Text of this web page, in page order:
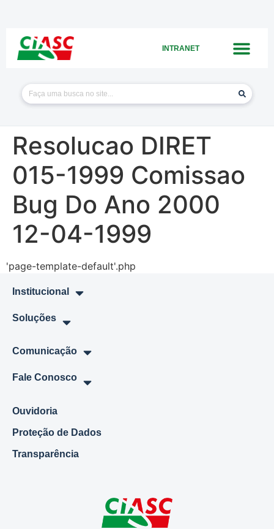
INTRANET
Resolucao DIRET
015-1999 Comissao
Bug Do Ano 2000
12-04-1999
'page-template-default'.php
Institucional
Soluções
Comunicação
Fale Conosco
Ouvidoria
Proteção de Dados
Transparência